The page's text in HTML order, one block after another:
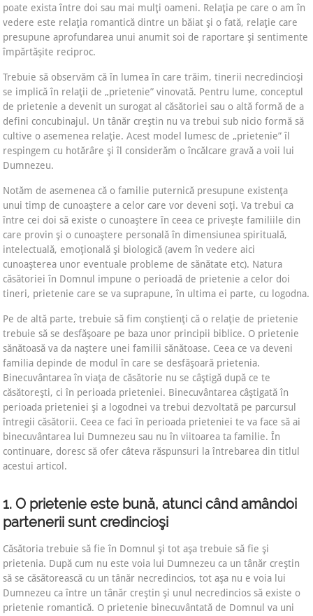
poate exista între doi sau mai mulţi oameni. Relaţia pe care o am în
vedere este relaţia romantică dintre un băiat şi o fată, relaţie care
presupune aprofundarea unui anumit soi de raportare şi sentimente
împărtăşite reciproc.
Trebuie să observăm că în lumea în care trăim, tinerii necredincioşi
se implică în relaţii de „prietenie” vinovată. Pentru lume, conceptul
de prietenie a devenit un surogat al căsătoriei sau o altă formă de a
defini concubinajul. Un tânăr creştin nu va trebui sub nicio formă să
cultive o asemenea relaţie. Acest model lumesc de „prietenie” îl
respingem cu hotărâre şi îl considerăm o încălcare gravă a voii lui
Dumnezeu.
Notăm de asemenea că o familie puternică presupune existenţa
unui timp de cunoaştere a celor care vor deveni soţi. Va trebui ca
între cei doi să existe o cunoaştere în ceea ce priveşte familiile din
care provin şi o cunoaştere personală în dimensiunea spirituală,
intelectuală, emoţională şi biologică (avem în vedere aici
cunoaşterea unor eventuale probleme de sănătate etc). Natura
căsătoriei în Domnul impune o perioadă de prietenie a celor doi
tineri, prietenie care se va suprapune, în ultima ei parte, cu logodna.
Pe de altă parte, trebuie să fim conştienţi că o relaţie de prietenie
trebuie să se desfăşoare pe baza unor principii biblice. O prietenie
sănătoasă va da naştere unei familii sănătoase. Ceea ce va deveni
familia depinde de modul în care se desfăşoară prietenia.
Binecuvântarea în viaţa de căsătorie nu se câştigă după ce te
căsătoreşti, ci în perioada prieteniei. Binecuvântarea câştigată în
perioada prieteniei şi a logodnei va trebui dezvoltată pe parcursul
întregii căsătorii. Ceea ce faci în perioada prieteniei te va face să ai
binecuvântarea lui Dumnezeu sau nu în viitoarea ta familie. În
continuare, doresc să ofer câteva răspunsuri la întrebarea din titlul
acestui articol.
1. O prietenie este bună, atunci când amândoi
partenerii sunt credincioşi
Căsătoria trebuie să fie în Domnul şi tot aşa trebuie să fie şi
prietenia. După cum nu este voia lui Dumnezeu ca un tânăr creştin
să se căsătorească cu un tânăr necredincios, tot aşa nu e voia lui
Dumnezeu ca între un tânăr creştin şi unul necredincios să existe o
prietenie romantică. O prietenie binecuvântată de Domnul va uni